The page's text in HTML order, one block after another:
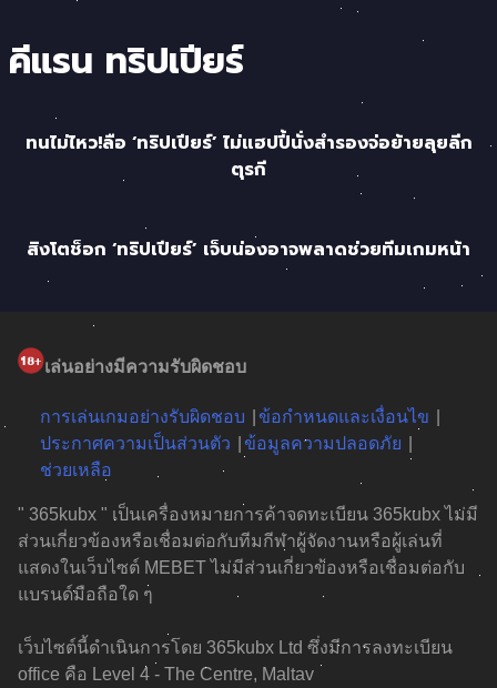
คีแรน ทริปเปียร์
ทนไม่ไหว!ลือ ‘ทริปเปียร์’ ไม่แฮปปี้นั่งสำรองจ่อย้ายลุยลีก
ตุรกี
สิงโตช็อก ‘ทริปเปียร์’ เจ็บน่องอาจพลาดช่วยทีมเกมหน้า
เล่นอย่างมีความรับผิดชอบ
การเล่นเกมอย่างรับผิดชอบ
ข้อกำหนดและเงื่อนไข
ประกาศความเป็นส่วนตัว
ข้อมูลความปลอดภัย
ช่วยเหลือ
" 365kubx " เป็นเครื่องหมายการค้าจดทะเบียน 365kubx ไม่มี
ส่วนเกี่ยวข้องหรือเชื่อมต่อกับทีมกีฬาผู้จัดงานหรือผู้เล่นที่
แสดงในเว็บไซต์ MEBET ไม่มีส่วนเกี่ยวข้องหรือเชื่อมต่อกับ
แบรนด์มือถือใด ๆ
เว็บไซต์นี้ดำเนินการโดย 365kubx Ltd ซึ่งมีการลงทะเบียน
office คือ Level 4 - The Centre, Maltav